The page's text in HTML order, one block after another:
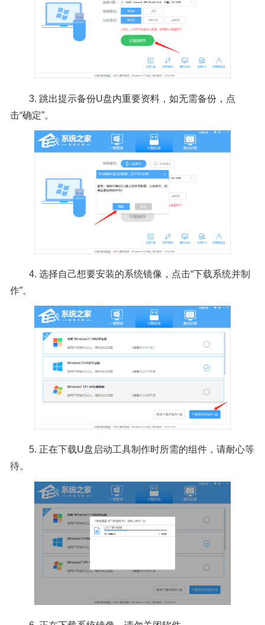
3. 跳出提示备份U盘内重要资料，如无需备份，点
击“确定”。
4. 选择自己想要安装的系统镜像，点击“下载系统并制
作”。
5. 正在下载U盘启动工具制作时所需的组件，请耐心等
待。